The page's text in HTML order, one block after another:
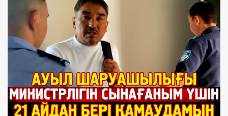
Qonaevtağı sot: Advokatı Almasbek Sadırbayğa jasalğan
qısım turalı mälimdedi, al subsidiya soması sotta «qısqarıp»
1 ay bwrın
Erejesiz älem: Jahandıq wltşıldıq pen resurstar soğısı
Qonaev sotındağı kolliziya: Prokuror öz kuädan jäbirlenuşi
dep jauap aldı. Almasbek Sadırbaydıñ sotında şu?
1 ay bwrın